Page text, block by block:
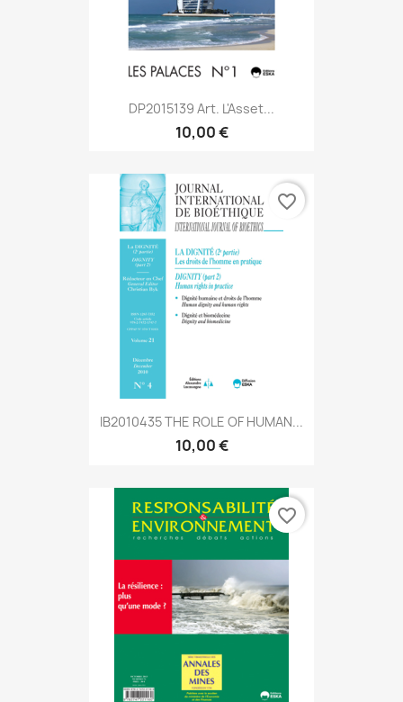
DP2015139 Art. L'Asset...
10,00 €
IB2010435 THE ROLE OF HUMAN...
10,00 €
favorite_border
favorite_border